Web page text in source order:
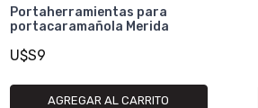
Portaherramientas para
portacaramañola Merida
U$S9
AGREGAR AL CARRITO